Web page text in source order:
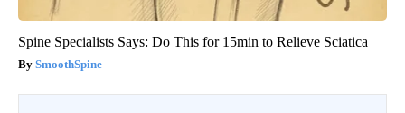
Spine Specialists Says: Do This for 15min to Relieve Sciatica
SmoothSpine